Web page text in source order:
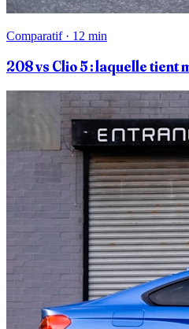
Comparatif · 12 min
208 vs Clio 5 : laquelle tient